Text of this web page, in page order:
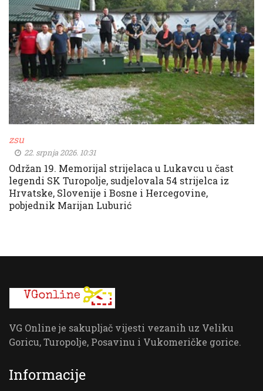
zsu
22. srpnja 2026. 10:31
Održan 19. Memorijal strijelaca u Lukavcu u čast
legendi SK Turopolje, sudjelovala 54 strijelca iz
Hrvatske, Slovenije i Bosne i Hercegovine,
pobjednik Marijan Luburić
VG Online je sakupljač vijesti vezanih uz Veliku
Goricu, Turopolje, Posavinu i Vukomeričke gorice.
Informacije